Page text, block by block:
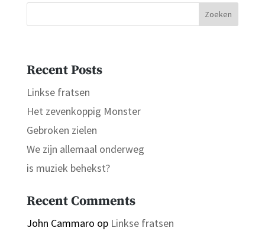
Zoeken
Recent Posts
Linkse fratsen
Het zevenkoppig Monster
Gebroken zielen
We zijn allemaal onderweg
is muziek behekst?
Recent Comments
John Cammaro op Linkse fratsen